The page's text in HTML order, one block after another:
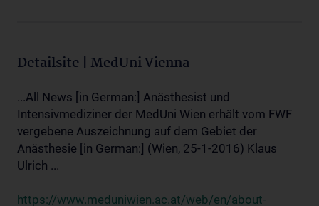
Detailsite | MedUni Vienna
...All News [in German:] Anästhesist und
Intensivmediziner der MedUni Wien erhält vom FWF
vergebene Auszeichnung auf dem Gebiet der
Anästhesie [in German:] (Wien, 25-1-2016) Klaus
Ulrich ...
https://www.meduniwien.ac.at/web/en/about-